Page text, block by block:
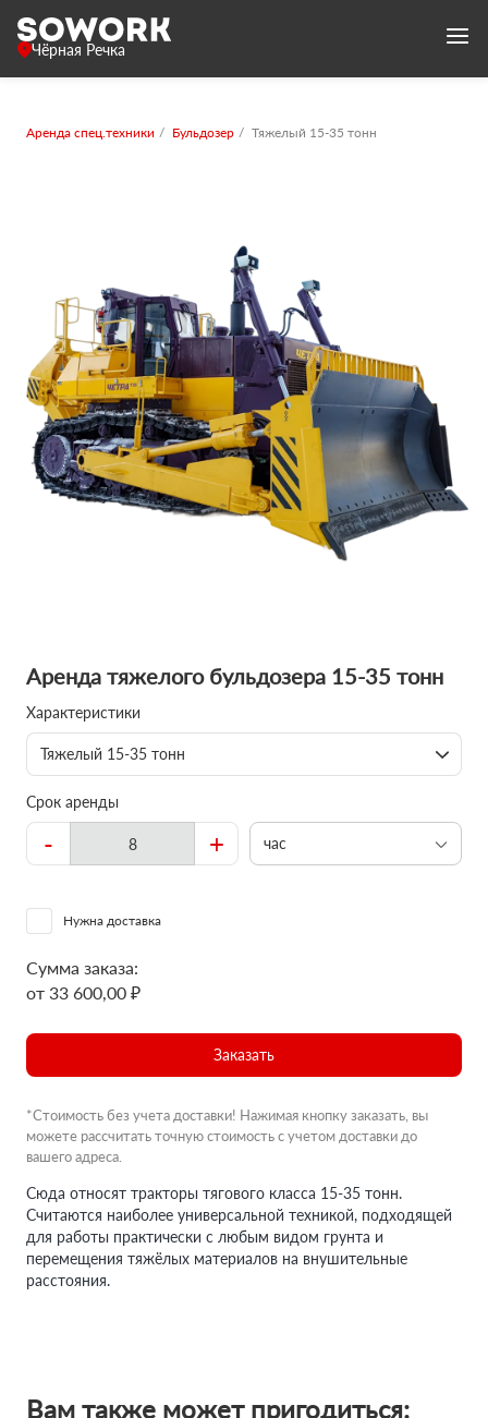
Чёрная Речка
Аренда спец.техники Бульдозер Тяжелый 15-35 тонн
Аренда тяжелого бульдозера 15-35 тонн
Характеристики
Тяжелый 15-35 тонн
Срок аренды
- + час
Нужна доставка
Сумма заказа:
от 33 600,00 ₽
Заказать
*Стоимость без учета доставки! Нажимая кнопку заказать, вы
можете рассчитать точную стоимость с учетом доставки до
вашего адреса.
Сюда относят тракторы тягового класса 15-35 тонн.
Считаются наиболее универсальной техникой, подходящей
для работы практически с любым видом грунта и
перемещения тяжёлых материалов на внушительные
расстояния.
Вам также может пригодиться: